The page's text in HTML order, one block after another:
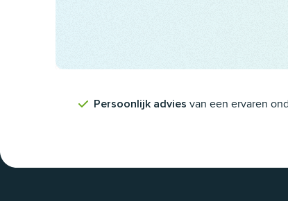
Persoonlijk advies van een ervaren